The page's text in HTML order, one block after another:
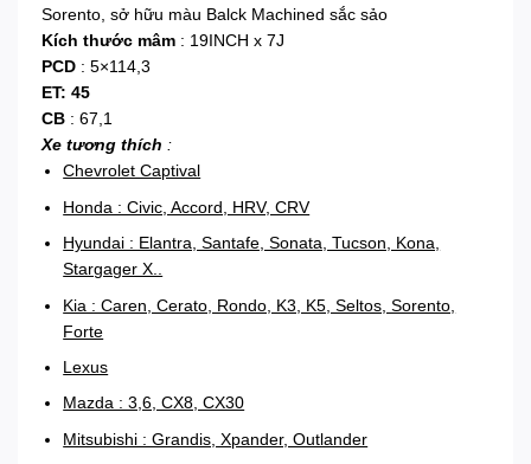
Sorento, sở hữu màu Balck Machined sắc sảo
Kích thước mâm : 19INCH x 7J
PCD : 5×114,3
ET: 45
CB : 67,1
Xe tương thích :
Chevrolet Captival
Honda : Civic, Accord, HRV, CRV
Hyundai : Elantra, Santafe, Sonata, Tucson, Kona,
Stargager X..
Kia : Caren, Cerato, Rondo, K3, K5, Seltos, Sorento,
Forte
Lexus
Mazda : 3,6, CX8, CX30
Mitsubishi : Grandis, Xpander, Outlander